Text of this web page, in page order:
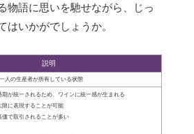
物語に思いを馳せながら、じっ
はいかがでしょうか。
説明
人の生産者が所有している状態
期が統一されるため、ワインに統一感が生まれる
限に表現することが可能
価で取引されることが多い